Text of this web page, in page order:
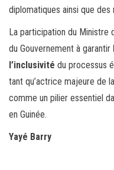
diplomatiques ainsi que
La participation du Ministre
du Gouvernement à garantir
l’inclusivité du processus
tant qu’actrice majeure de
comme un pilier essentiel
en Guinée.
Yayé Barry